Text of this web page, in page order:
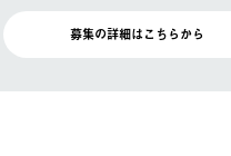
募集の詳細はこちらから